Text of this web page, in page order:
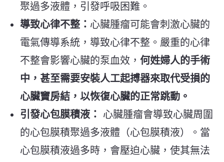
聚過多液體，引發呼吸困難。
導致心律不整： 心臟腫瘤可能會刺激心臟的
電氣傳導系統，導致心律不整。嚴重的心律
不整會影響心臟的泵血效， 何姓婦人的手術
中，甚至需要安裝人工起搏器來取代受損的
心臟竇房結，以恢復心臟的正常跳動。
引發心包膜積液：
心臟腫瘤會導致心臟周圍
的心包膜積聚過多液體（心包膜積液）。當
心包膜積液過多時，會壓迫心臟，使其無法